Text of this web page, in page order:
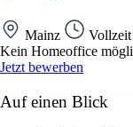
Mainz Vollzeit
Kein Homeoffice
Jetzt bewerben
Auf einen Blick